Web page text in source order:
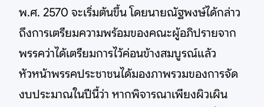
พ.ศ. 2570 จะเริ่มต้นขึ้น โดยนายณัฐพงษ์ได้กล่าว
ถึงการเตรียมความพร้อมของคณะผู้อภิปรายจาก
พรรคว่าได้เตรียมการไว้ค่อนข้างสมบูรณ์แล้ว
หัวหน้าพรรคประชาชนได้มองภาพรวมของการจัด
งบประมาณในปีนี้ว่า หากพิจารณาเพียงผิวเผิน